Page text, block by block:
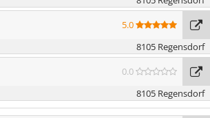
5.0
8105 Regensdorf
0.0
8105 Regensdorf